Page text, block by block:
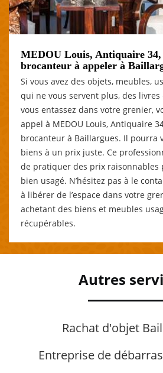
MEDOU Louis, Antiquaire
brocanteur à appeler à
Si vous avez des objets, meubles,
qui ne vous servent plus, des
vous entassez dans votre grenier,
appel à MEDOU Louis, Antiquaire
brocanteur à Baillargues. Il pourra
biens à un prix juste. Ce
de pratiquer des prix raisonnables
bien usagé. N’hésitez pas à le
à libérer de l’espace dans votre
achetant des biens et meubles
récupérables.
Autres
Rachat d'objet
Entreprise de